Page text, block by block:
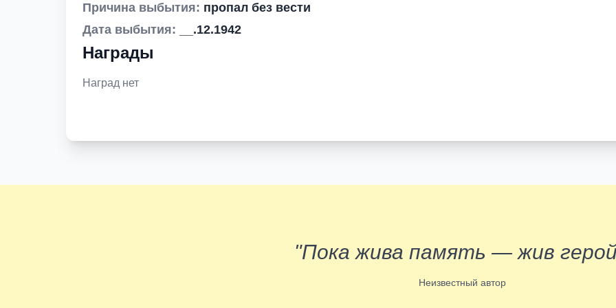
Причина выбытия: пропал без вести
Дата выбытия:
__.12.1942
Награды
Наград нет
"Пока жива память — жив
Неизвестный автор